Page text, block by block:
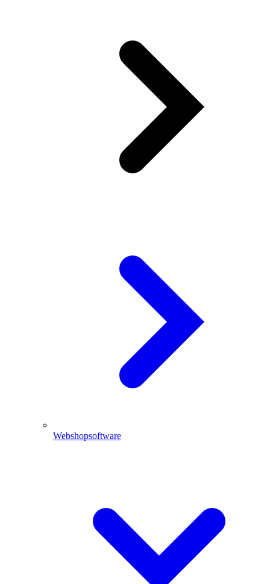
Webshopsoftware